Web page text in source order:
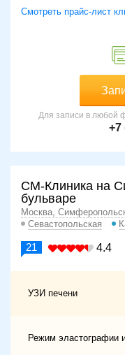
Смотреть прайс-лист
Для записи в любой
+7
СМ-Клиника на
бульваре
Москва,
Севастопольская
21 4.4
УЗИ печени
Режим эластографии